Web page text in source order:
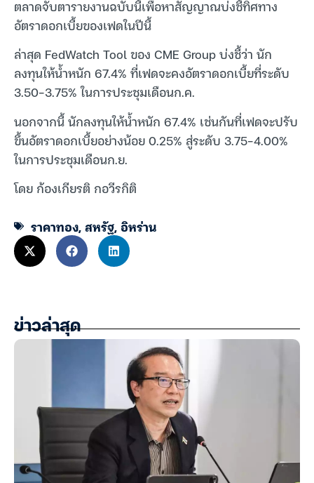
ตลาดจับตารายงานฉบับนี้เพื่อหาสัญญาณบ่งชี้ทิศทาง
อัตราดอกเบี้ยของเฟดในปีนี้
ล่าสุด FedWatch Tool ของ CME Group บ่งชี้ว่า นัก
ลงทุนให้น้ำหนัก 67.4% ที่เฟดจะคงอัตราดอกเบี้ยที่ระดับ
3.50-3.75% ในการประชุมเดือนก.ค.
นอกจากนี้ นักลงทุนให้น้ำหนัก 67.4% เช่นกันที่เฟดจะปรับ
ขึ้นอัตราดอกเบี้ยอย่างน้อย 0.25% สู่ระดับ 3.75-4.00%
ในการประชุมเดือนก.ย.
โดย ก้องเกียรติ กอวีรกิติ
ราคาทอง,สหรัฐ,อิหร่าน
ข่าวล่าสุด